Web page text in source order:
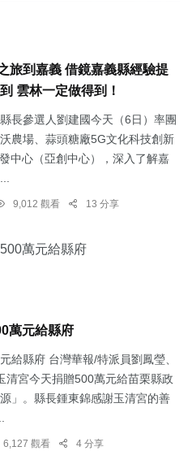
旅到嘉義 借鏡嘉義縣經驗提
雲林一定做得到！
長參選人劉建國今天（6日）率團
農場、蒜頭糖廠5G文化科技創新
中心（亞創中心），深入了解嘉
9,012 觀看 13 分享
萬元給縣府
給縣府 台灣華報/特派員劉鳳瑩、
清宮今天捐贈500萬元給苗栗縣政
」。縣長鍾東錦感謝玉清宮的善
6,127 觀看 4 分享